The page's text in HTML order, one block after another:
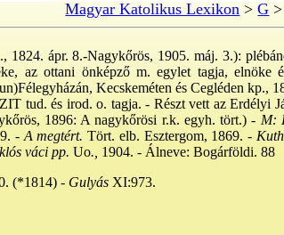
Magyar Katolikus Lexikon >G
1824. ápr. 8.-Nagykőrös, 1905. máj. 3.):
az ottani önképző m. egylet tagja,
Kecskeméten és Cegléden kp.,
tud. és irod. o. tagja. - Részt vett az Erdélyi
1896: A nagykőrösi r.k. egyh. tört.) - M:
- A megtért.Tört. elb. Esztergom, 1869. -
váci pp. Uo., 1904. - Álneve: Bogárföldi. 88
(*1814) - Gulyás XI:973.